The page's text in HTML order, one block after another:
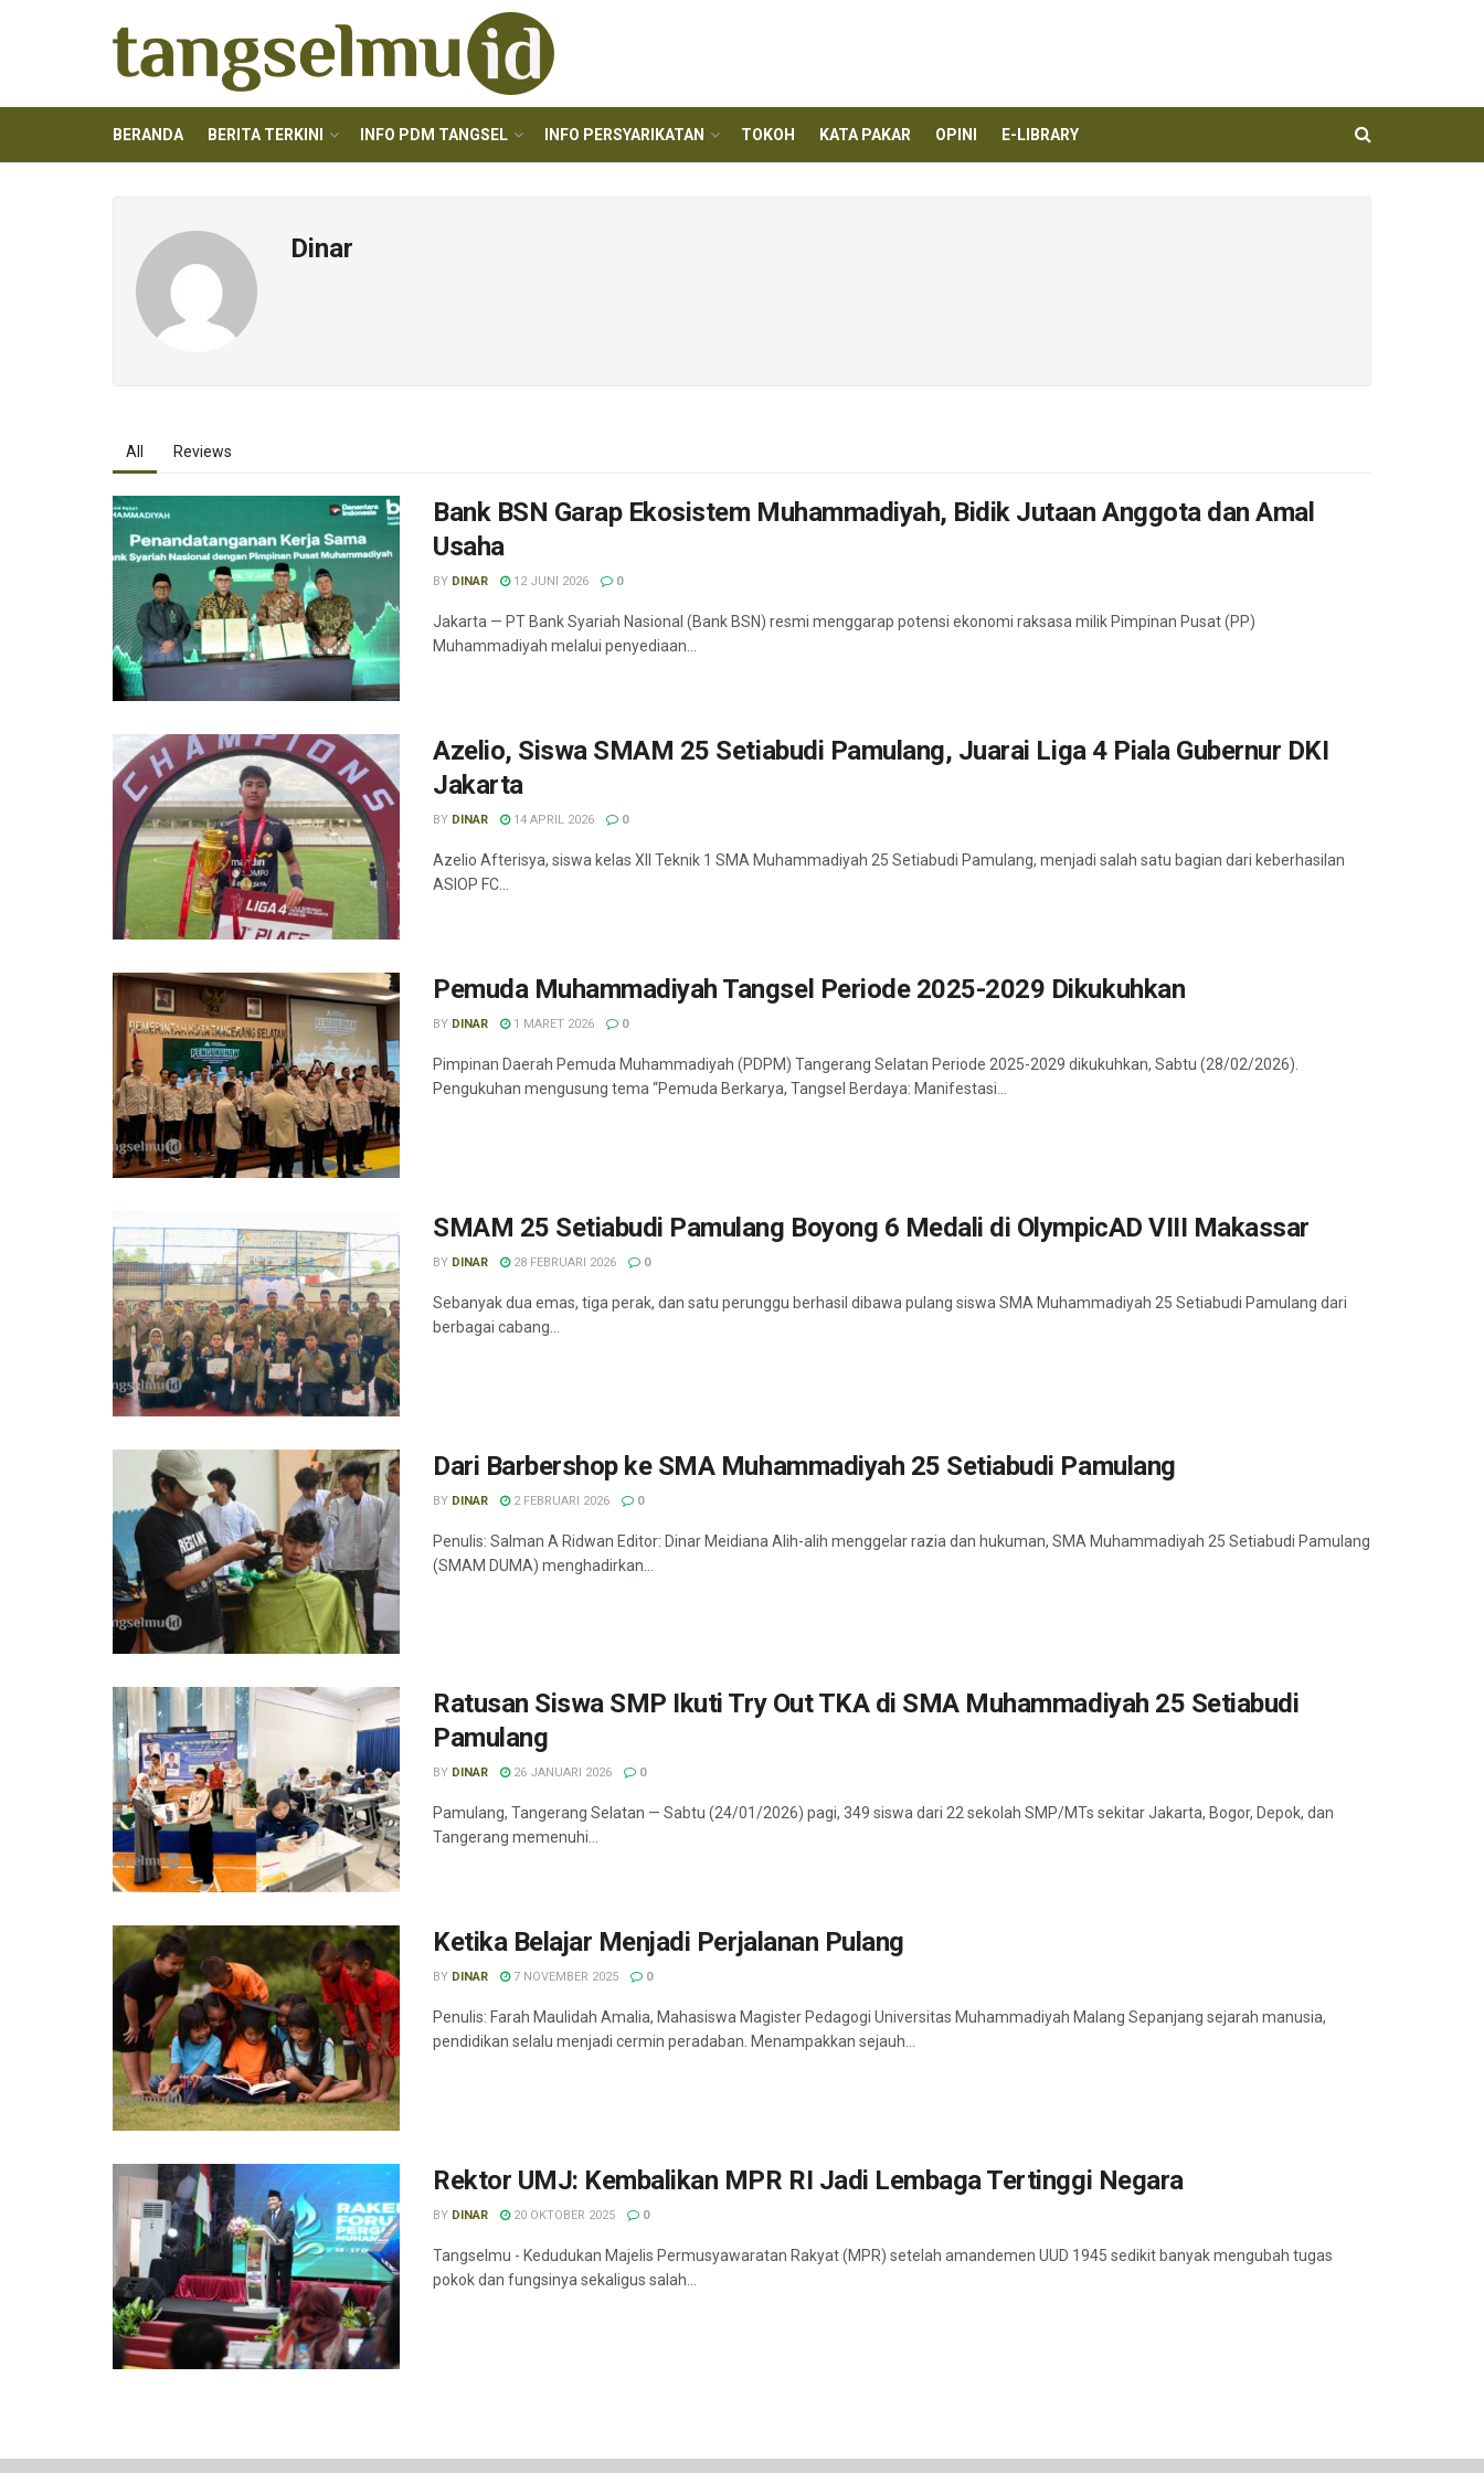
BERANDA BERITA TERKINI INFO PDM TANGSEL INFO PERSYARIKATAN TOKOH KATA PAKAR OPINI E-LIBRARY
Dinar
All Reviews
Bank BSN Garap Ekosistem Muhammadiyah, Bidik Jutaan Anggota dan Amal
Usaha
BY DINAR 12 JUNI 2026 0
Jakarta — PT Bank Syariah Nasional (Bank BSN) resmi menggarap potensi ekonomi raksasa milik Pimpinan Pusat (PP)
Muhammadiyah melalui penyediaan...
Azelio, Siswa SMAM 25 Setiabudi Pamulang, Juarai Liga 4 Piala Gubernur DKI
Jakarta
BY DINAR 14 APRIL 2026 0
Azelio Afterisya, siswa kelas XII Teknik 1 SMA Muhammadiyah 25 Setiabudi Pamulang, menjadi salah satu bagian dari keberhasilan
ASIOP FC...
Pemuda Muhammadiyah Tangsel Periode 2025-2029 Dikukuhkan
BY DINAR 1 MARET 2026 0
Pimpinan Daerah Pemuda Muhammadiyah (PDPM) Tangerang Selatan Periode 2025-2029 dikukuhkan, Sabtu (28/02/2026).
Pengukuhan mengusung tema “Pemuda Berkarya, Tangsel Berdaya: Manifestasi...
SMAM 25 Setiabudi Pamulang Boyong 6 Medali di OlympicAD VIII Makassar
BY DINAR 28 FEBRUARI 2026 0
Sebanyak dua emas, tiga perak, dan satu perunggu berhasil dibawa pulang siswa SMA Muhammadiyah 25 Setiabudi Pamulang dari
berbagai cabang...
Dari Barbershop ke SMA Muhammadiyah 25 Setiabudi Pamulang
BY DINAR 2 FEBRUARI 2026 0
Penulis: Salman A Ridwan Editor: Dinar Meidiana Alih-alih menggelar razia dan hukuman, SMA Muhammadiyah 25 Setiabudi Pamulang
(SMAM DUMA) menghadirkan...
Ratusan Siswa SMP Ikuti Try Out TKA di SMA Muhammadiyah 25 Setiabudi
Pamulang
BY DINAR 26 JANUARI 2026 0
Pamulang, Tangerang Selatan — Sabtu (24/01/2026) pagi, 349 siswa dari 22 sekolah SMP/MTs sekitar Jakarta, Bogor, Depok, dan
Tangerang memenuhi...
Ketika Belajar Menjadi Perjalanan Pulang
BY DINAR 7 NOVEMBER 2025 0
Penulis: Farah Maulidah Amalia, Mahasiswa Magister Pedagogi Universitas Muhammadiyah Malang Sepanjang sejarah manusia,
pendidikan selalu menjadi cermin peradaban. Menampakkan sejauh...
Rektor UMJ: Kembalikan MPR RI Jadi Lembaga Tertinggi Negara
BY DINAR 20 OKTOBER 2025 0
Tangselmu - Kedudukan Majelis Permusyawaratan Rakyat (MPR) setelah amandemen UUD 1945 sedikit banyak mengubah tugas
pokok dan fungsinya sekaligus salah...